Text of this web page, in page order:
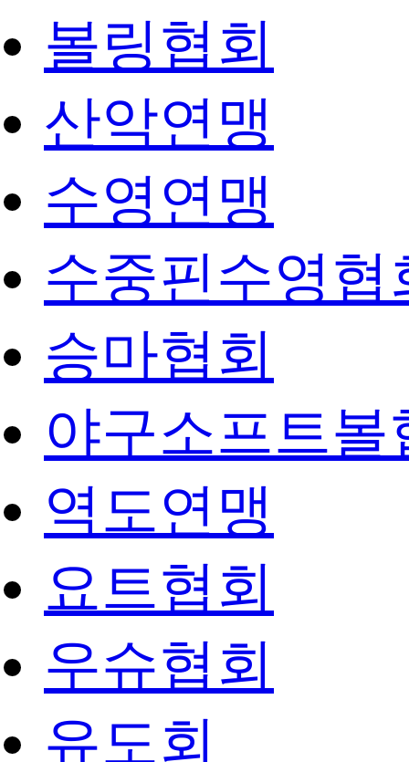
볼링협회
산악연맹
수영연맹
수중핀수영협
승마협회
야구소프트볼
역도연맹
요트협회
우슈협회
유도회